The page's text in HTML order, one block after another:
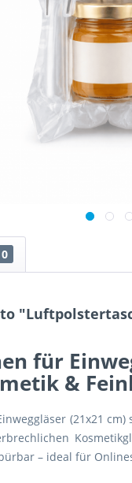
0
für
&
(21x21
– ideal für